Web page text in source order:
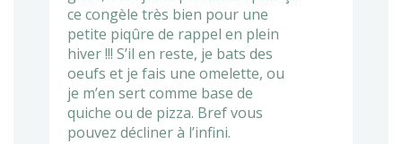
ce congèle très bien pour une
petite piqûre de rappel en plein
hiver !!! S’il en reste, je bats des
oeufs et je fais une omelette, ou
je m’en sert comme base de
quiche ou de pizza. Bref vous
pouvez décliner à l’infini.